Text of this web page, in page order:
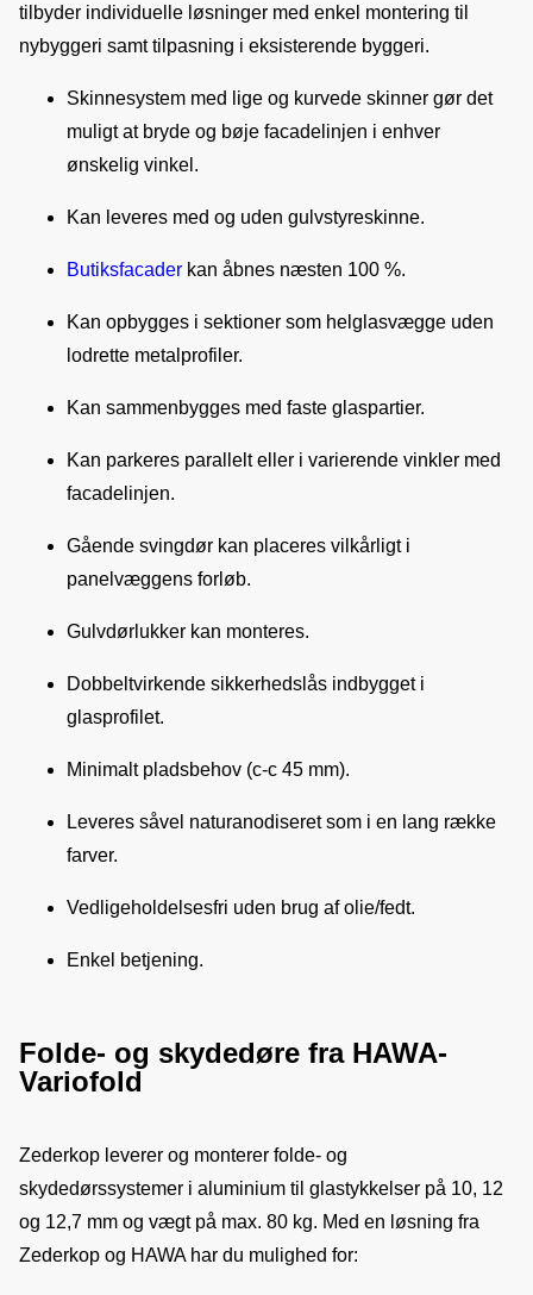
tilbyder individuelle løsninger med enkel montering til
nybyggeri samt tilpasning i eksisterende byggeri.
Skinnesystem med lige og kurvede skinner gør det
muligt at bryde og bøje facadelinjen i enhver
ønskelig vinkel.
Kan leveres med og uden gulvstyreskinne.
Butiksfacader kan åbnes næsten 100 %.
Kan opbygges i sektioner som helglasvægge uden
lodrette metalprofiler.
Kan sammenbygges med faste glaspartier.
Kan parkeres parallelt eller i varierende vinkler med
facadelinjen.
Gående svingdør kan placeres vilkårligt i
panelvæggens forløb.
Gulvdørlukker kan monteres.
Dobbeltvirkende sikkerhedslås indbygget i
glasprofilet.
Minimalt pladsbehov (c-c 45 mm).
Leveres såvel naturanodiseret som i en lang række
farver.
Vedligeholdelsesfri uden brug af olie/fedt.
Enkel betjening.
Folde- og skydedøre fra HAWA-
Variofold
Zederkop leverer og monterer folde- og
skydedørssystemer i aluminium til glastykkelser på 10, 12
og 12,7 mm og vægt på max. 80 kg. Med en løsning fra
Zederkop og HAWA har du mulighed for: